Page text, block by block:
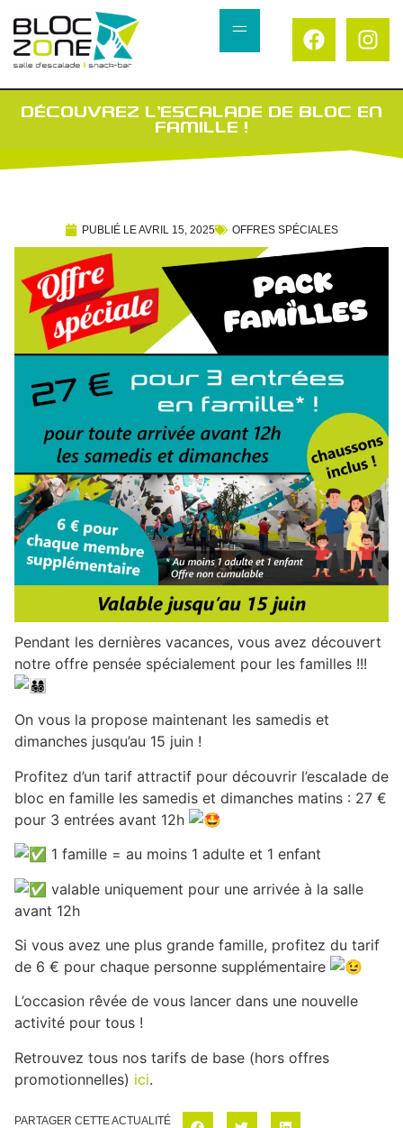
DÉCOUVREZ L’ESCALADE DE BLOC EN
FAMILLE !
PUBLIÉ LEAVRIL 15, 2025 OFFRES SPÉCIALES
Pendant les dernières vacances, vous avez découvert
notre offre pensée spécialement pour les familles !!!
On vous la propose maintenant les samedis et
dimanches jusqu’au 15 juin !
Profitez d’un tarif attractif pour découvrir l’escalade de
bloc en famille les samedis et dimanches matins : 27 €
pour 3 entrées avant 12h
1 famille = au moins 1 adulte et 1 enfant
valable uniquement pour une arrivée à la salle
avant 12h
Si vous avez une plus grande famille, profitez du tarif
de 6 € pour chaque personne supplémentaire
L’occasion rêvée de vous lancer dans une nouvelle
activité pour tous !
Retrouvez tous nos tarifs de base (hors offres
promotionnelles) ici.
PARTAGER CETTE ACTUALITÉ